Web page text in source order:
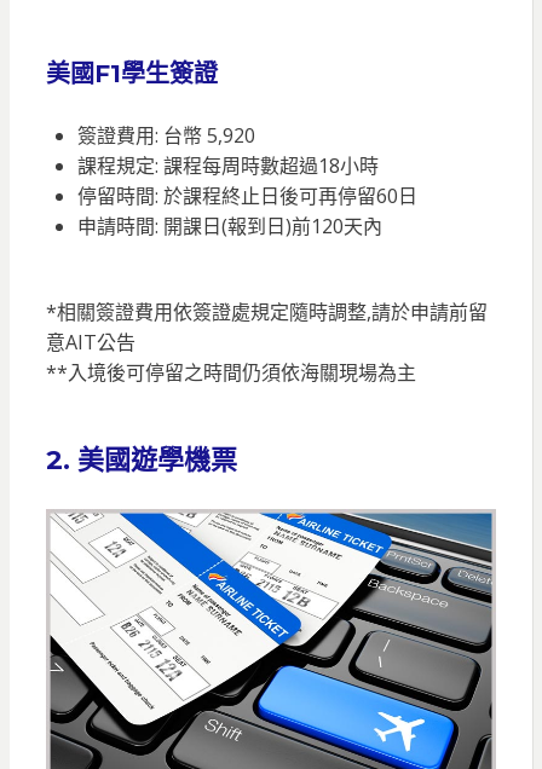
美國F1學生簽證
簽證費用: 台幣 5,920
課程規定: 課程每周時數超過18小時
停留時間: 於課程終止日後可再停留60日
申請時間: 開課日(報到日)前120天內
*相關簽證費用依簽證處規定隨時調整,請於申請前留
意AIT公告
**入境後可停留之時間仍須依海關現場為主
2. 美國遊學機票